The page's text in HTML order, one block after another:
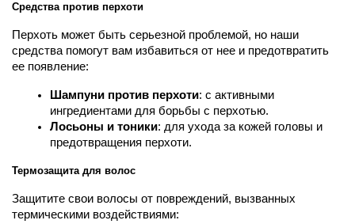
Средства против перхоти
Перхоть может быть серьезной проблемой, но наши
средства помогут вам избавиться от нее и предотвратить
ее появление:
Шампуни против перхоти: с активными
ингредиентами для борьбы с перхотью.
Лосьоны и тоники: для ухода за кожей головы и
предотвращения перхоти.
Термозащита для волос
Защитите свои волосы от повреждений, вызванных
термическими воздействиями: